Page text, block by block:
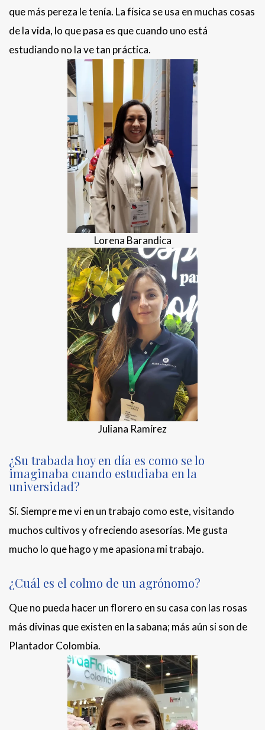
que más pereza le tenía. La física se usa en muchas cosas
de la vida, lo que pasa es que cuando uno está
estudiando no la ve tan práctica.
Lorena Barandica
Juliana Ramírez
¿Su trabada hoy en día es como se lo
imaginaba cuando estudiaba en la
universidad?
Sí. Siempre me vi en un trabajo como este, visitando
muchos cultivos y ofreciendo asesorías. Me gusta
mucho lo que hago y me apasiona mi trabajo.
¿Cuál es el colmo de un agrónomo?
Que no pueda hacer un florero en su casa con las rosas
más divinas que existen en la sabana; más aún si son de
Plantador Colombia.